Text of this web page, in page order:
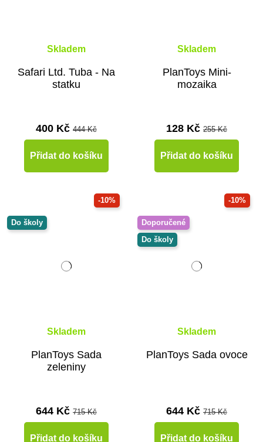
Skladem
Safari Ltd. Tuba - Na
statku
400 Kč 444 Kč
Přidat do košíku
Skladem
PlanToys Mini-
mozaika
128 Kč 255 Kč
Přidat do košíku
-10%
Do školy
Skladem
PlanToys Sada
zeleniny
644 Kč 715 Kč
Přidat do košíku
-10%
Doporučené
Do školy
Skladem
PlanToys Sada ovoce
644 Kč 715 Kč
Přidat do košíku